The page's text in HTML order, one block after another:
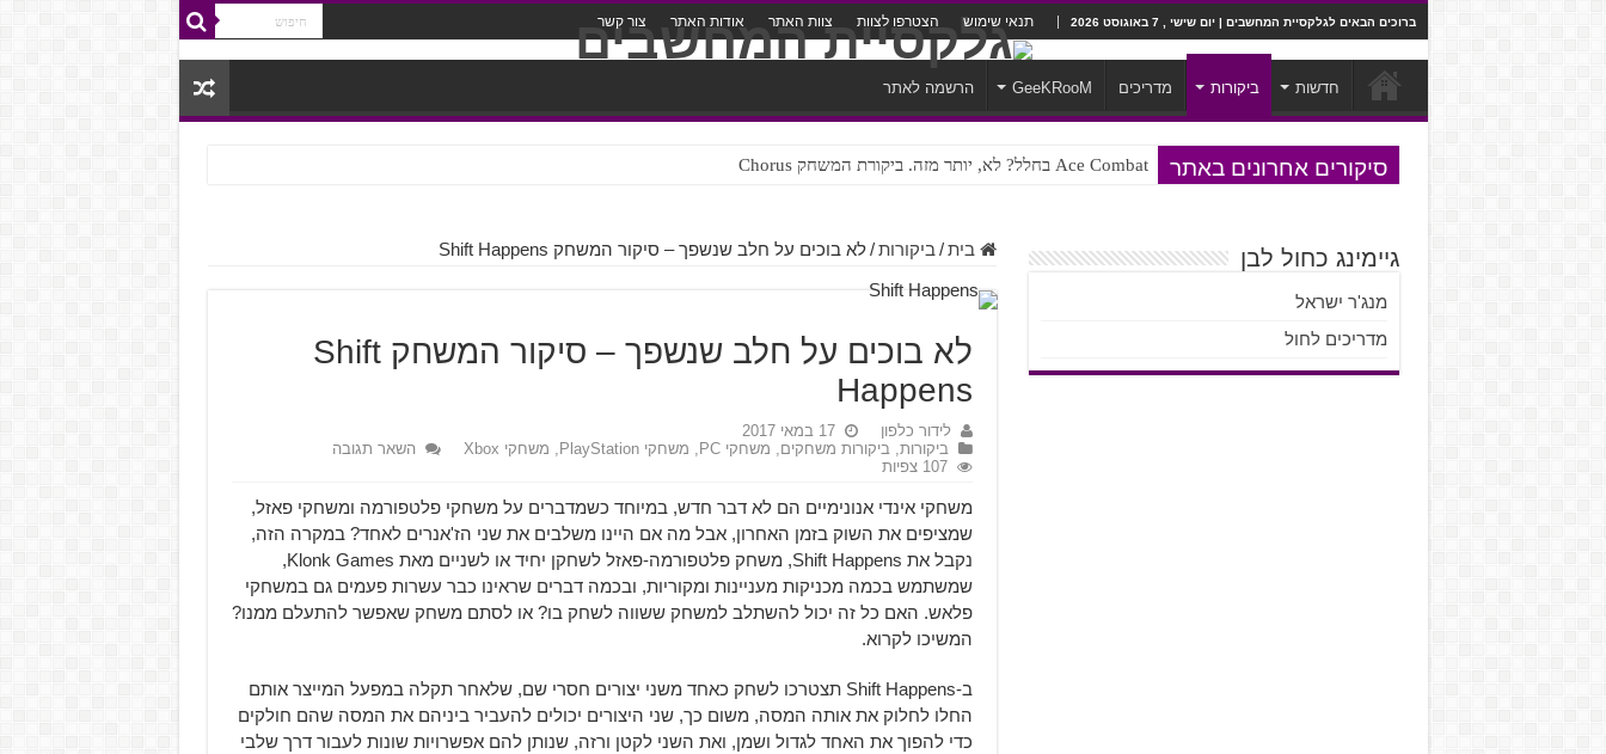
ברוכים הבאים לגלקסיית המחשבים | יום שישי , 7 באוגוסט 2026 תנאי שימוש הצטרפו לצוות צוות האתר אודות האתר צור קשר
חדשות ביקורות מדריכים GeeKRooM הרשמה לאתר
סיקורים אחרונים באתר Ace Combat בחלל? לא, יותר מזה. ביקורת המשחק Chorus
Steven Universe והשירים שתורגמו בצורה נוראית לעברית
בית / ביקורות / לא בוכים על חלב שנשפך – סיקור המשחק Shift Happens
לא בוכים על חלב שנשפך – סיקור המשחק Shift
Happens
לידור כלפון
17 במאי 2017
ביקורות,ביקורות משחקים, משחקי PC , משחקי PlayStation , משחקי Xbox
השאר תגובה
107 צפיות
משחקי אינדי אנונימיים הם לא דבר חדש, במיוחד כשמדברים על משחקי פלטפורמה ומשחקי פאזל,
שמציפים את השוק בזמן האחרון, אבל מה אם היינו משלבים את שני הז'אנרים לאחד? במקרה הזה,
נקבל את Shift Happens, משחק פלטפורמה-פאזל לשחקן יחיד או לשניים מאת Klonk Games,
שמשתמש בכמה מכניקות מעניינות ומקוריות, ובכמה דברים שראינו כבר עשרות פעמים גם במשחקי
פלאש. האם כל זה יכול להשתלב למשחק ששווה לשחק בו? או לסתם משחק שאפשר להתעלם ממנו?
המשיכו לקרוא.
ב-Shift Happens תצטרכו לשחק כאחד משני יצורים חסרי שם, שלאחר תקלה במפעל המייצר אותם
החלו לחלוק את אותה המסה, משום כך, שני היצורים יכולים להעביר ביניהם את המסה שהם חולקים
כדי להפוך את האחד לגדול ושמן, ואת השני לקטן ורזה, שנותן להם אפשרויות שונות לעבור דרך שלבי
גיימינג כחול לבן
מנג'ר ישראל
מדריכים לחול